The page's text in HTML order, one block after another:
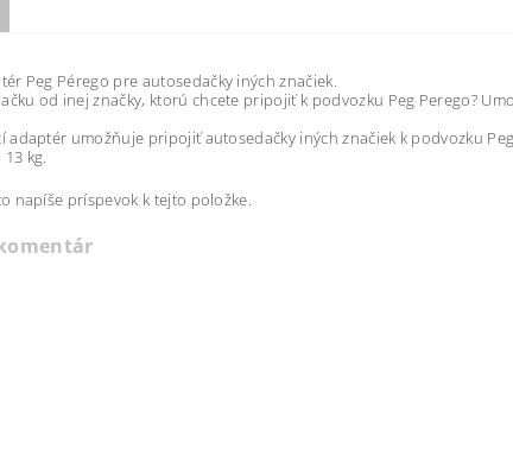
Peg Pérego pre autosedačky iných značiek.
od inej značky, ktorú chcete pripojiť k podvozku Peg Perego?
adaptér umožňuje pripojiť autosedačky iných značiek k podvozku
kg.
napíše príspevok k tejto položke.